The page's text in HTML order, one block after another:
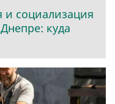
и социализация
куда